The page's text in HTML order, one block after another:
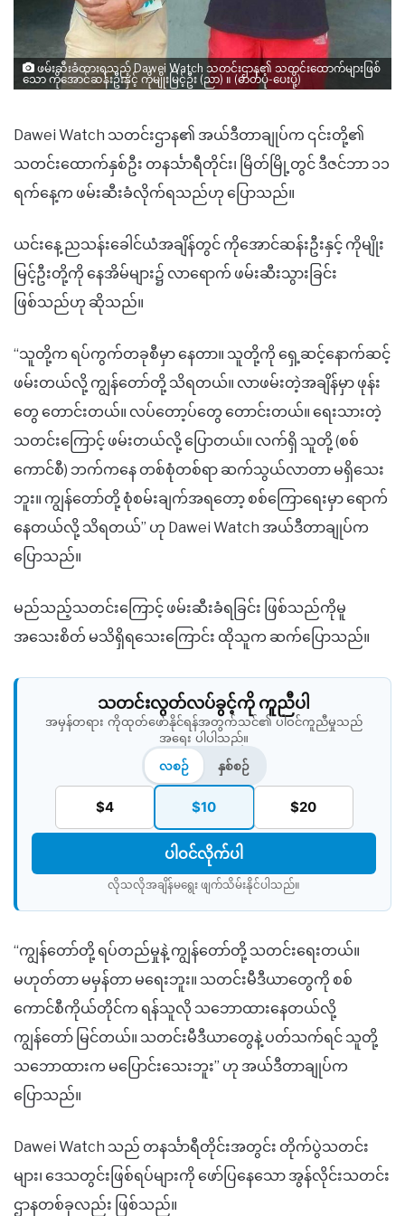
ဖမ်းဆီးခံထားရသည့် Dawei Watch သတင်းဌာန၏ သတင်းထောက်များဖြစ်
သော ကိုအောင်ဆန်းဦးနှင့် ကိုမျိုးမြင့်ဦး (ညာ) ။ (ဓာတ်ပုံ-ပေးပို့)
Dawei Watch သတင်းဌာန၏ အယ်ဒီတာချုပ်က ၎င်းတို့၏
သတင်းထောက်နှစ်ဦး တနင်္သာရီတိုင်း၊ မြိတ်မြို့တွင် ဒီဇင်ဘာ ၁၁
ရက်နေ့က ဖမ်းဆီးခံလိုက်ရသည်ဟု ပြောသည်။
ယင်းနေ့ ညသန်းခေါင်ယံအချိန်တွင် ကိုအောင်ဆန်းဦးနှင့် ကိုမျိုး
မြင့်ဦးတို့ကို နေအိမ်များ၌ လာရောက် ဖမ်းဆီးသွားခြင်း
ဖြစ်သည်ဟု ဆိုသည်။
“သူတို့က ရပ်ကွက်တခုစီမှာ နေတာ။ သူတို့ကို ရှေ့ဆင့်နောက်ဆင့်
ဖမ်းတယ်လို့ ကျွန်တော်တို့ သိရတယ်။ လာဖမ်းတဲ့အချိန်မှာ ဖုန်း
တွေ တောင်းတယ်။ လပ်တော့ပ်တွေ တောင်းတယ်။ ရေးသားတဲ့
သတင်းကြောင့် ဖမ်းတယ်လို့ ပြောတယ်။ လက်ရှိ သူတို့ (စစ်
ကောင်စီ) ဘက်ကနေ တစ်စုံတစ်ရာ ဆက်သွယ်လာတာ မရှိသေး
ဘူး။ ကျွန်တော်တို့ စုံစမ်းချက်အရတော့ စစ်ကြောရေးမှာ ရောက်
နေတယ်လို့ သိရတယ်” ဟု Dawei Watch အယ်ဒီတာချုပ်က
ပြောသည်။
မည်သည့်သတင်းကြောင့် ဖမ်းဆီးခံရခြင်း ဖြစ်သည်ကိုမူ
အသေးစိတ် မသိရှိရသေးကြောင်း ထိုသူက ဆက်ပြောသည်။
သတင်းလွတ်လပ်ခွင့်ကို ကူညီပါ
အမှန်တရား ကိုထုတ်ဖော်နိုင်ရန်အတွက်သင်၏ ပါဝင်ကူညီမှုသည်
အရေး ပါပါသည်။
လစဉ်
နှစ်စဉ်
$4 $10 $20
ပါဝင်လိုက်ပါ
လိုသလိုအချိန်မရွေး ဖျက်သိမ်းနိုင်ပါသည်။​
“ကျွန်တော်တို့ ရပ်တည်မှုနဲ့ ကျွန်တော်တို့ သတင်းရေးတယ်။
မဟုတ်တာ မမှန်တာ မရေးဘူး။ သတင်းမီဒီယာတွေကို စစ်
ကောင်စီကိုယ်တိုင်က ရန်သူလို သဘောထားနေတယ်လို့
ကျွန်တော် မြင်တယ်။ သတင်းမီဒီယာတွေနဲ့ ပတ်သက်ရင် သူတို့
သဘောထားက မပြောင်းသေးဘူး” ဟု အယ်ဒီတာချုပ်က
ပြောသည်။
Dawei Watch သည် တနင်္သာရီတိုင်းအတွင်း တိုက်ပွဲသတင်း
များ၊ ဒေသတွင်းဖြစ်ရပ်များကို ဖော်ပြနေသော အွန်လိုင်းသတင်း
ဌာနတစ်ခုလည်း ဖြစ်သည်။